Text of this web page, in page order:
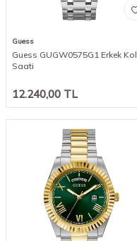
Guess
Guess GUGW0575G1 Erkek Kol
Saati
12.240,00 TL